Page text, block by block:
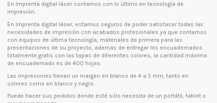
En Imprenta digital láser contamos con lo último en tecnología de
impresión.
En Imprenta digital láser, estamos seguros de poder satisfacer todas las
necesidades de impresión con acabados profesionales ya que contamos
con equipos de última tecnología, materiales de primera para las
presentaciones de su proyecto, ademas de entregar los encuadernados
totalmente gratis con las tapas de diferentes colores, la cantidad máxima
de encuadernado es de 400 hojas.
Las impresiones tienen un margen en blanco de 4 a 5 mm, tanto en
colores como en blanco y negro.
Puede hacer sus pedidos donde esté sólo necesita de un portátil, tablet o